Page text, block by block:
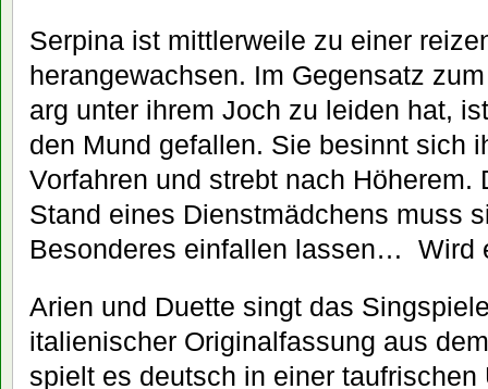
Serpina ist mittlerweile zu einer
herangewachsen. Im Gegensatz
arg unter ihrem Joch zu leiden hat,
den Mund gefallen. Sie besinnt sich
Vorfahren und strebt nach Höherem.
Stand eines Dienstmädchens muss
Besonderes einfallen lassen… Wird
Arien und Duette singt das
italienischer Originalfassung aus
spielt es deutsch in einer